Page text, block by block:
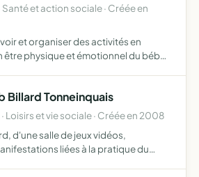
Santé et action sociale · Créée en
et organiser des activités en
être physique et émotionnel du bébé
Billard Tonneinquais
Loisirs et vie sociale · Créée en 2008
d'une salle de jeux vidéos,
liées à la pratique du